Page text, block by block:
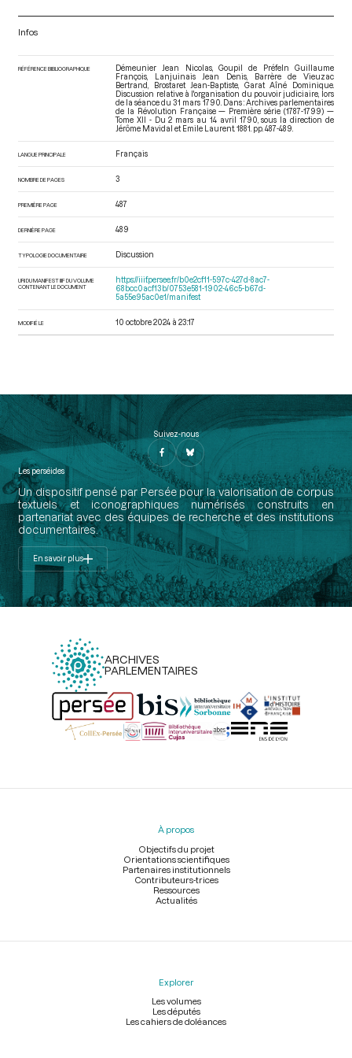
Infos
RÉFÉRENCE BIBLIOGRAPHIQUE
Démeunier Jean Nicolas, Goupil de Préfeln Guillaume
François, Lanjuinais Jean Denis, Barrère de Vieuzac
Bertrand, Brostaret Jean-Baptiste, Garat Aîné Dominique.
Discussion relative à l'organisation du pouvoir judiciaire, lors
de la séance du 31 mars 1790. Dans : Archives parlementaires
de la Révolution Française — Première série (1787-1799) —
Tome XII - Du 2 mars au 14 avril 1790 , sous la direction de
Jérôme Mavidal et Emile Laurent. 1881. pp. 487-489.
LANGUE PRINCIPALE Français
NOMBRE DE PAGES 3
PREMIÈRE PAGE 487
DERNIÈRE PAGE 489
TYPOLOGIE DOCUMENTAIRE Discussion
URI DU MANIFEST IIIF DU VOLUME
CONTENANT LE DOCUMENT
https://iiif.persee.fr/b0e2cf11-597c-427d-8ac7-
68bcc0acf13b/0753e581-1902-46c5-b67d-
5a55e95ac0e1/manifest
MODIFIÉ LE 10 octobre 2024 à 23:17
Suivez-nous
Les perséides
Un dispositif pensé par Persée pour la valorisation de corpus
textuels et iconographiques numérisés construits en
partenariat avec des équipes de recherche et des institutions
documentaires.
En savoir plus
ARCHIVES
PARLEMENTAIRES
Menu
À propos
Objectifs du projet
Orientations scientifiques
Partenaires institutionnels
Contributeurs-trices
Ressources
Actualités
Explorer
Les volumes
Les députés
Les cahiers de doléances